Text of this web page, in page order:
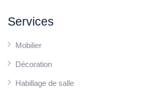
Services
Mobilier
Décoration
Habillage de salle